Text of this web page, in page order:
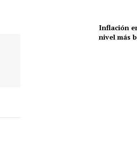
Inflación
nivel más